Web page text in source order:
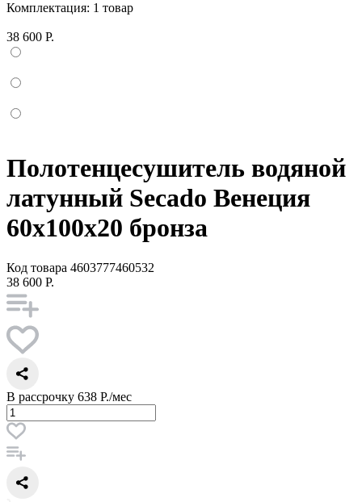
Комплектация: 1 товар
38 600 Р.
Полотенцесушитель водяной
латунный Secado Венеция
60x100x20 бронза
Код товара 4603777460532
38 600 Р.
В рассрочку 638 Р./мес